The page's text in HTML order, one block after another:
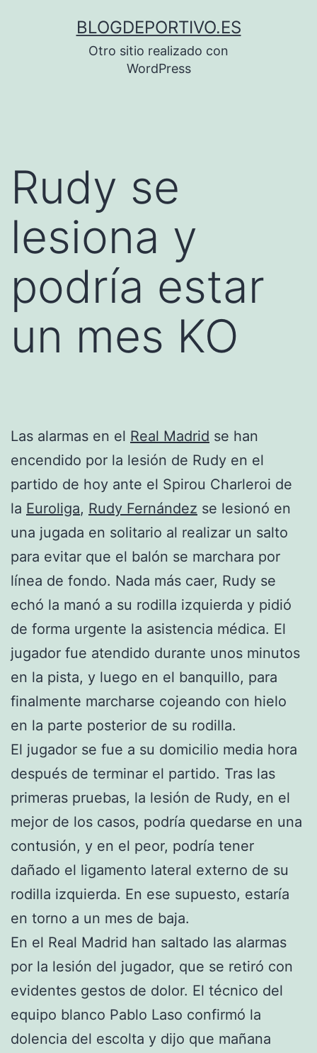
BLOGDEPORTIVO.ES
Otro sitio realizado con
WordPress
Rudy se
lesiona y
podría estar
un mes KO
Las alarmas en el Real Madrid se han
encendido por la lesión de Rudy en el
partido de hoy ante el Spirou Charleroi de
la Euroliga, Rudy Fernández se lesionó en
una jugada en solitario al realizar un salto
para evitar que el balón se marchara por
línea de fondo. Nada más caer, Rudy se
echó la manó a su rodilla izquierda y pidió
de forma urgente la asistencia médica. El
jugador fue atendido durante unos minutos
en la pista, y luego en el banquillo, para
finalmente marcharse cojeando con hielo
en la parte posterior de su rodilla.
El jugador se fue a su domicilio media hora
después de terminar el partido. Tras las
primeras pruebas, la lesión de Rudy, en el
mejor de los casos, podría quedarse en una
contusión, y en el peor, podría tener
dañado el ligamento lateral externo de su
rodilla izquierda. En ese supuesto, estaría
en torno a un mes de baja.
En el Real Madrid han saltado las alarmas
por la lesión del jugador, que se retiró con
evidentes gestos de dolor. El técnico del
equipo blanco Pablo Laso confirmó la
dolencia del escolta y dijo que mañana